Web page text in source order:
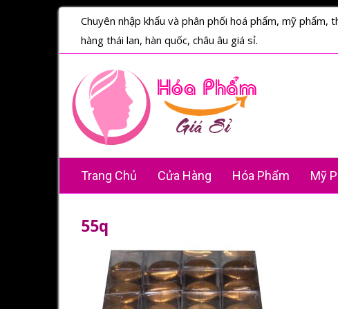
Chuyên nhập khẩu và phân phối hoá phẩm, mỹ phẩm,
hàng thái lan, hàn quốc, châu âu giá sỉ.
Trang Chủ Cửa Hàng Hóa Phẩm Mỹ
55q